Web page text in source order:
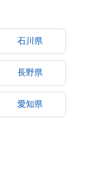
石川県
長野県
愛知県